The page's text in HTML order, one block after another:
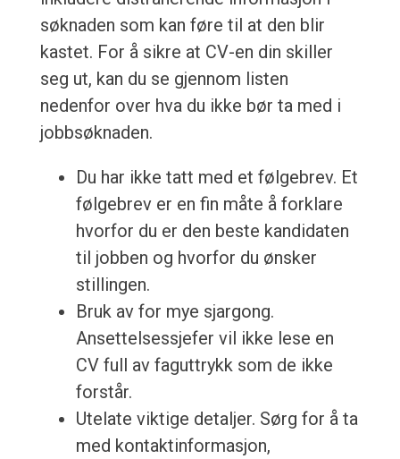
søknaden som kan føre til at den blir
kastet. For å sikre at CV-en din skiller
seg ut, kan du se gjennom listen
nedenfor over hva du ikke bør ta med i
jobbsøknaden.
Du har ikke tatt med et følgebrev. Et
følgebrev er en fin måte å forklare
hvorfor du er den beste kandidaten
til jobben og hvorfor du ønsker
stillingen.
Bruk av for mye sjargong.
Ansettelsessjefer vil ikke lese en
CV full av faguttrykk som de ikke
forstår.
Utelate viktige detaljer. Sørg for å ta
med kontaktinformasjon,